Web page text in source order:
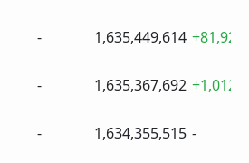
- 1,635,449,614 +81,922
- 1,635,367,692
- 1,634,355,515 -